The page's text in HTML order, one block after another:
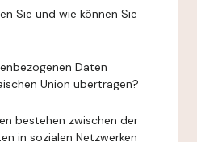
Sie und wie können Sie
Daten
Union übertragen?
bestehen zwischen der
in sozialen Netzwerken